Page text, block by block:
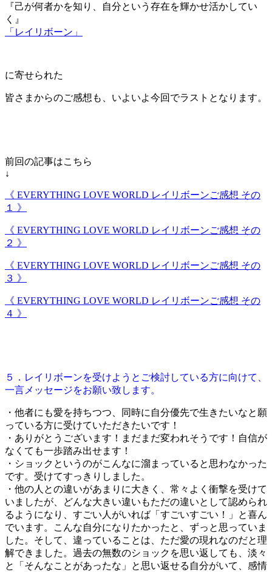
『己が何者かを知り、自分という存在を輝かせ活かしてい
く』
「レイリボーン」
に寄せられた
皆さまからのご感想も、いよいよ今回でラストとなります。
前回の記事はこちら
↓
《 EVERYTHING LOVE WORLD レイリボーンご感想 その
１ 》
《 EVERYTHING LOVE WORLD レイリボーンご感想 その
２ 》
《 EVERYTHING LOVE WORLD レイリボーンご感想 その
３ 》
《 EVERYTHING LOVE WORLD レイリボーンご感想 その
４ 》
５．レイリボーンを受けようとご検討している方に向けて、
一言メッセージをお願い致します。
・他者にも愛を持ちつつ、同時に自分優先で生きたいなと願
っている方に受けていただきたいです！
・ありがとうございます！まだまだ変われそうです！自信が
なくても一歩踏み出せます！
・ショックというのがこんなに溜まっていると思わなかった
です。受けてすっきりしました。
・他の人との違いがあまりに大きく、常々よく衝撃を受けて
いましたが、どんな大きい違いもただの違いとして認められ
るようになり、すごい人がいれば「すごいすごい！」と喜ん
でいます。こんな自分になりたかったと、ずっと思っていま
した。そして、違っていることは、ただ愛の現れなのだと理
解できました。過去の無数のショックを思い返しても、淡々
と「そんなことがあったな」と思い返せる自分がいて、感情